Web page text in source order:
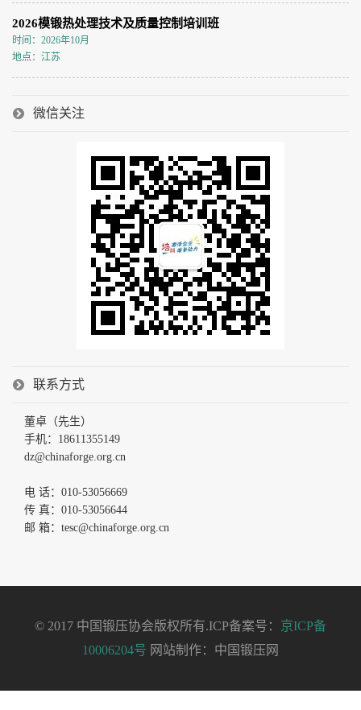
2026模锻热处理技术及质量控制培训班
时间：2026年10月
地点：江苏
微信关注
联系方式
董卓（先生）
手机：18611355149
dz@chinaforge.org.cn
电 话：010-53056669
传 真：010-53056644
邮 箱：tesc@chinaforge.org.cn
© 2017 中国锻压协会版权所有.ICP备案号： 京ICP备
10006204号 网站制作：中国锻压网